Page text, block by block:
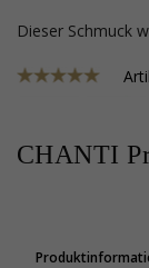
Dieser
CHANTI